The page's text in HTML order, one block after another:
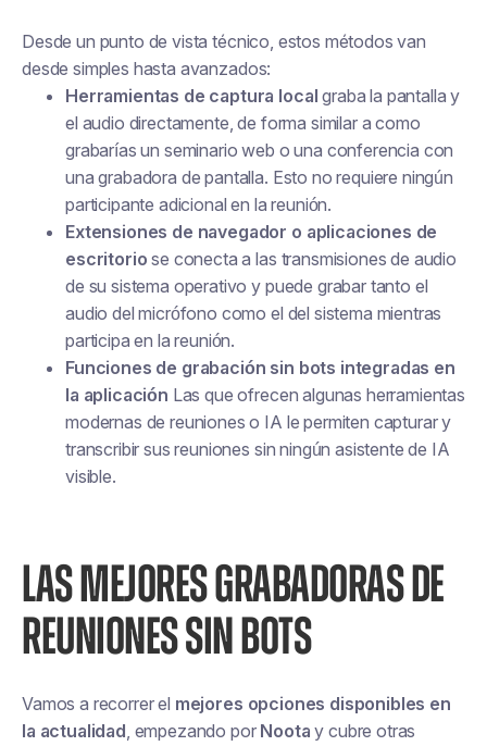
Desde un punto de vista técnico, estos métodos van
desde simples hasta avanzados:
Herramientas de captura local graba la pantalla y
el audio directamente, de forma similar a como
grabarías un seminario web o una conferencia con
una grabadora de pantalla. Esto no requiere ningún
participante adicional en la reunión.
Extensiones de navegador o aplicaciones de
escritorio se conecta a las transmisiones de audio
de su sistema operativo y puede grabar tanto el
audio del micrófono como el del sistema mientras
participa en la reunión.
Funciones de grabación sin bots integradas en
la aplicación Las que ofrecen algunas herramientas
modernas de reuniones o IA le permiten capturar y
transcribir sus reuniones sin ningún asistente de IA
visible.
LAS MEJORES GRABADORAS DE
REUNIONES SIN BOTS
Vamos a recorrer el mejores opciones disponibles en
la actualidad, empezando por Noota y cubre otras